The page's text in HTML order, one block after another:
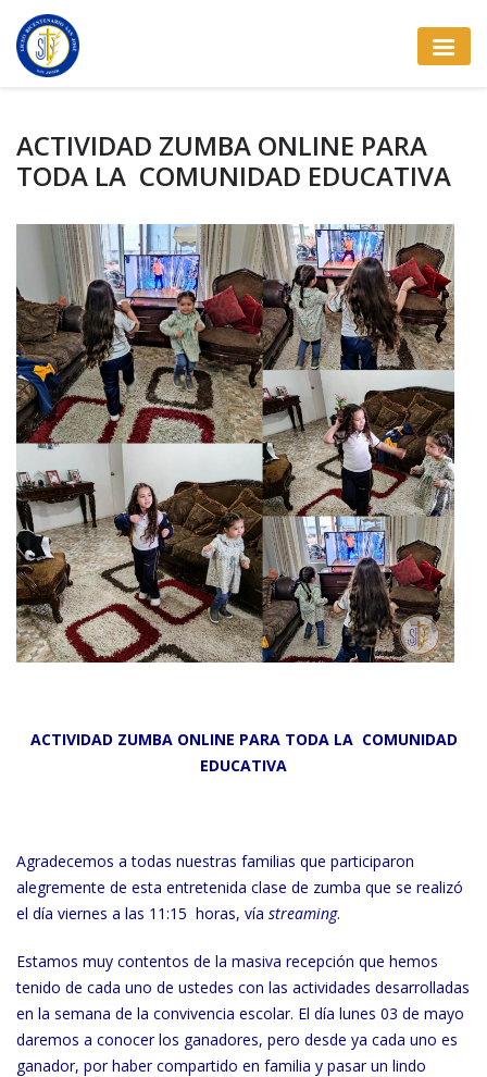
ACTIVIDAD ZUMBA ONLINE PARA
TODA LA COMUNIDAD EDUCATIVA
ACTIVIDAD ZUMBA ONLINE PARA TODA LA COMUNIDAD
EDUCATIVA
Agradecemos a todas nuestras familias que participaron
alegremente de esta entretenida clase de zumba que se realizó
el día viernes a las 11:15 horas, vía streaming.
Estamos muy contentos de la masiva recepción que hemos
tenido de cada uno de ustedes con las actividades desarrolladas
en la semana de la convivencia escolar. El día lunes 03 de mayo
daremos a conocer los ganadores, pero desde ya cada uno es
ganador, por haber compartido en familia y pasar un lindo